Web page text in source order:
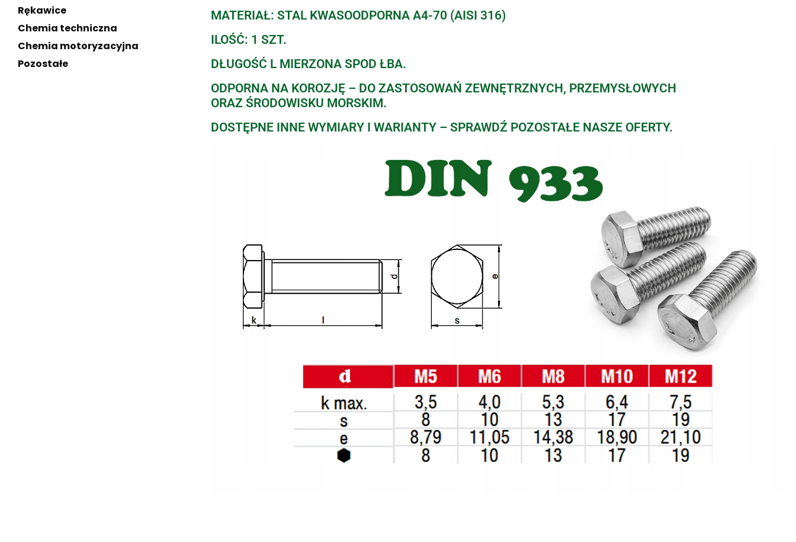
Rękawice
Chemia techniczna
Chemia motoryzacyjna
Pozostałe
MATERIAŁ: STAL KWASOODPORNA A4-70 (AISI 316)
ILOŚĆ: 1 SZT.
DŁUGOŚĆ L MIERZONA SPOD ŁBA.
ODPORNA NA KOROZJĘ – DO ZASTOSOWAŃ ZEWNĘTRZNYCH, PRZEMYSŁOWYCH
ORAZ ŚRODOWISKU MORSKIM.
DOSTĘPNE INNE WYMIARY I WARIANTY – SPRAWDŹ POZOSTAŁE NASZE OFERTY.